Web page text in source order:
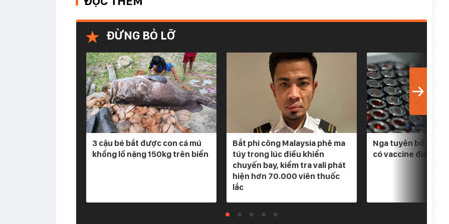
ĐỪNG BỎ LỠ
3 cậu bé bắt được con cá mú
khổng lồ nặng 150kg trên biển
Bắt phi công Malaysia phê ma
túy trong lúc điều khiển
chuyến bay, kiểm tra vali phát
hiện hơn 70.000 viên thuốc
lắc
Nga tuyên bố 3 loại
có vaccine điều trị